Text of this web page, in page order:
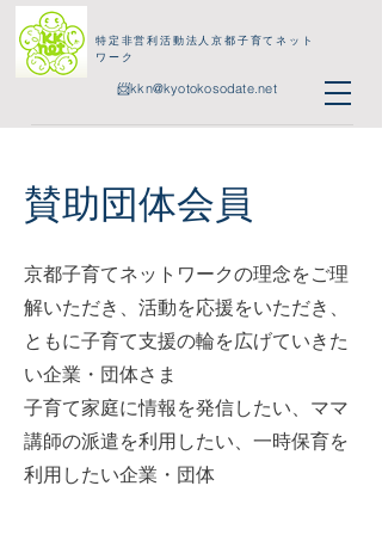
📨kkn@kyotokosodate.net
特定非営利活動法人京都子育てネット
ワーク
賛助団体会員
京都子育てネットワークの理念をご理
解いただき、活動を応援をいただき、
ともに子育て支援の輪を広げていきた
い企業・団体さま
子育て家庭に情報を発信したい、ママ
講師の派遣を利用したい、一時保育を
利用したい企業・団体